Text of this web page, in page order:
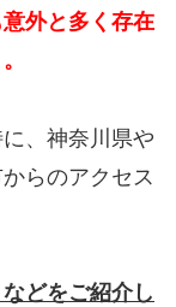
外と多く存在
、神奈川県や
らのアクセス
どをご紹介し